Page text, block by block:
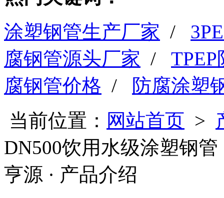
涂塑钢管生产厂家 /
腐钢管源头厂家 /
腐钢管价格 /
防腐涂塑
当前位置： 网站首页 >
DN500饮用水级涂塑钢管
亨源 · 产品介绍